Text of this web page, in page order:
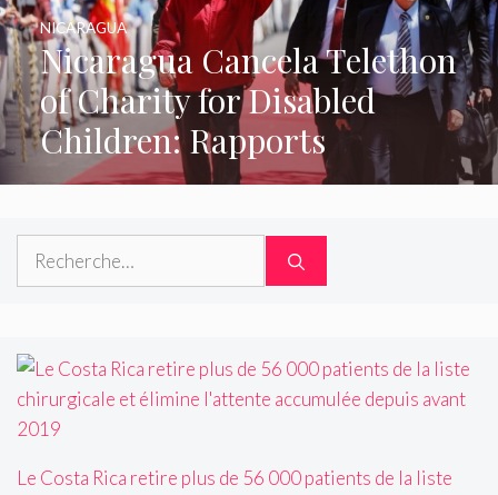
Nicaragua Cancela Telethon
of Charity for Disabled
Children: Rapports
NICARAGUA
Rechercher :
Le Costa Rica retire plus de 56 000 patients de la liste